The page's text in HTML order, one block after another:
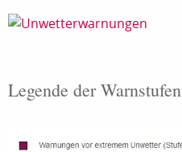
Legende der Warnstufen